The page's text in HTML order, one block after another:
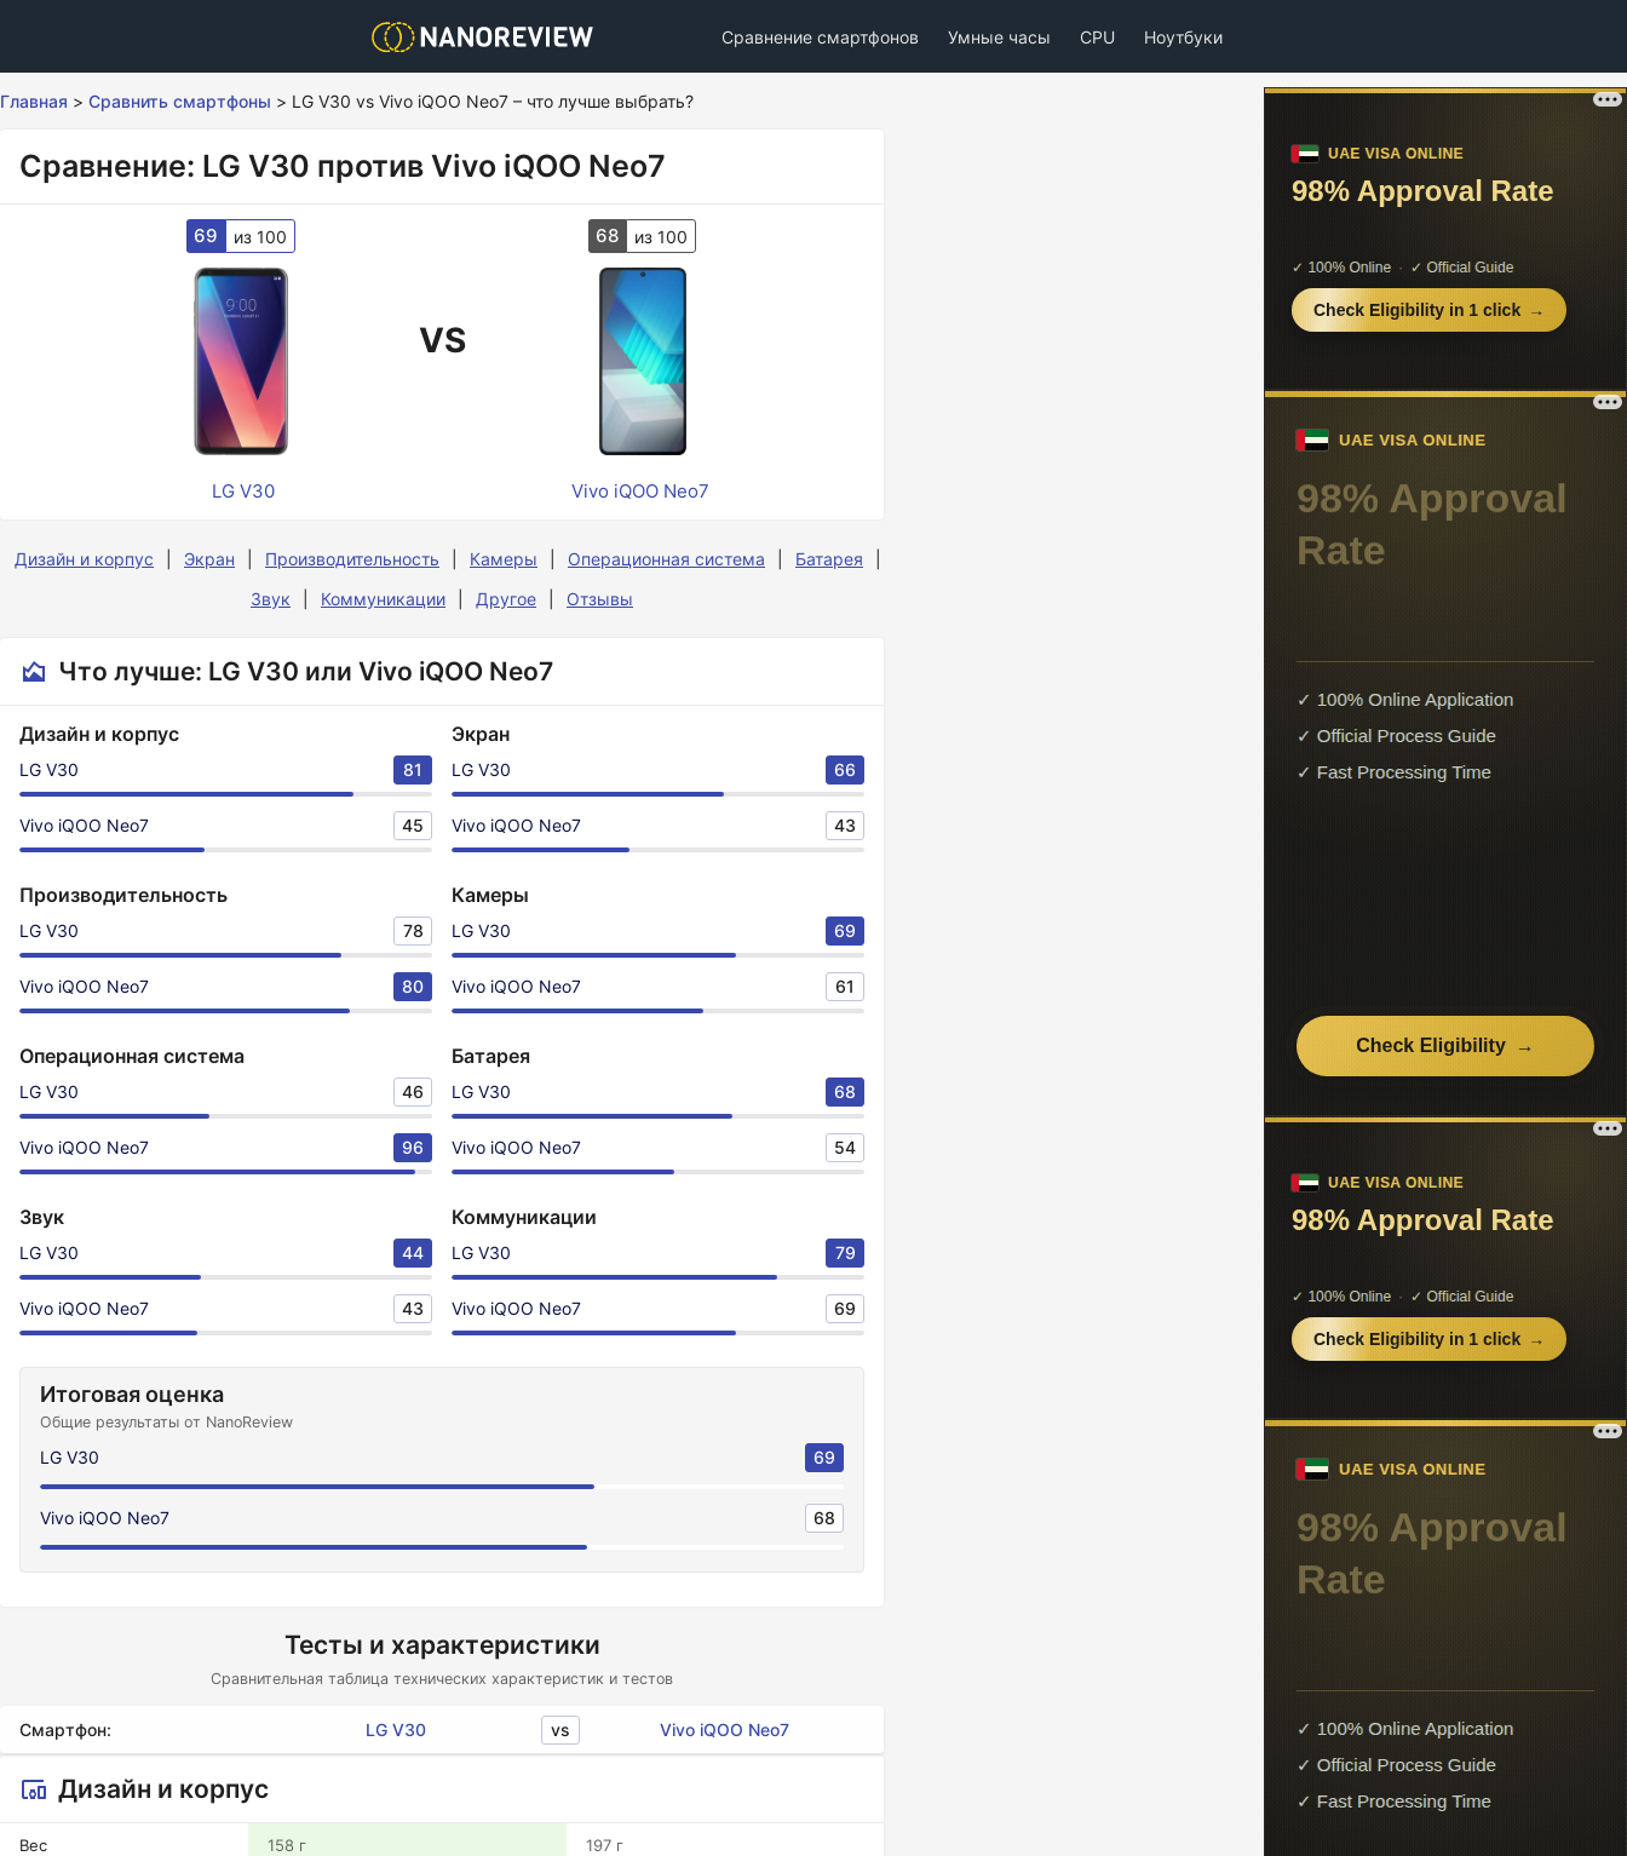
Сравнение смартфонов Умные часы CPU Ноутбуки
Главная > Сравнить смартфоны > LG V30 vs Vivo iQOO Neo7 – что лучше выбрать?
Сравнение: LG V30 против Vivo iQOO Neo7
69 из 100
VS
68 из 100
LG V30 Vivo iQOO Neo7
Дизайн и корпус Экран Производительность Камеры Операционная система
Батарея
Звук
Коммуникации Другое Отзывы
Что лучше: LG V30 или Vivo iQOO Neo7
Дизайн и корпус
LG V30 81
Vivo iQOO Neo7 45
Экран
LG V30 66
Vivo iQOO Neo7 43
Производительность
LG V30 78
Vivo iQOO Neo7 80
Камеры
LG V30 69
Vivo iQOO Neo7 61
Операционная система
LG V30 46
Vivo iQOO Neo7 96
Батарея
LG V30 68
Vivo iQOO Neo7 54
Звук
LG V30 44
Vivo iQOO Neo7 43
Коммуникации
LG V30 79
Vivo iQOO Neo7 69
Итоговая оценка
Общие результаты от NanoReview
LG V30 69
Vivo iQOO Neo7 68
Тесты и характеристики
Сравнительная таблица технических характеристик и тестов
Смартфон: LG V30 vs Vivo iQOO Neo7
Дизайн и корпус
Вес 158 г 197 г